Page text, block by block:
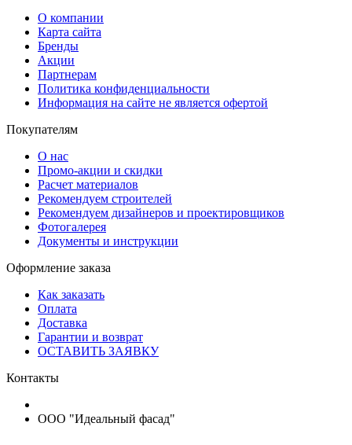
О компании
Карта сайта
Бренды
Акции
Партнерам
Политика конфиденциальности
Информация на сайте не является офертой
Покупателям
О нас
Промо-акции и скидки
Расчет материалов
Рекомендуем строителей
Рекомендуем дизайнеров и проектировщиков
Фотогалерея
Документы и инструкции
Оформление заказа
Как заказать
Оплата
Доставка
Гарантии и возврат
ОСТАВИТЬ ЗАЯВКУ
Контакты
ООО "Идеальный фасад"